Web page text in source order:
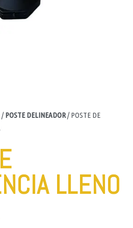
/POSTE DELINEADOR/ POSTE DE
LLENO